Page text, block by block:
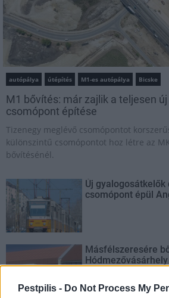
Pestpilis - Do Not Process My
autópálya útépítés M1-es autópálya Bicske
M1 bővítés: már zajlik a teljesen
csomópont építése
Tizenegy meglévő csomópontot
különszintű csomópontot hoz létre az
bővítésénél.
Új
csomópont épül
Másfélszeresére